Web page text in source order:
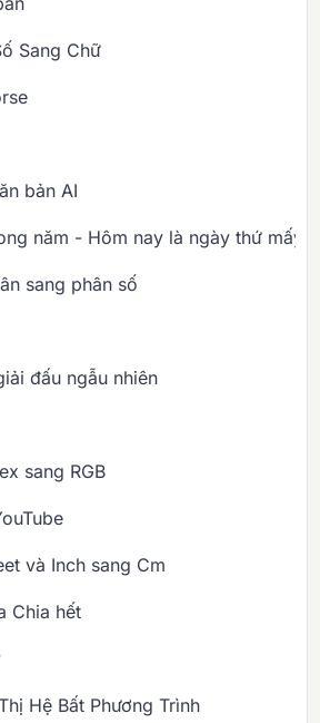
Sang Chữ
bản AI
năm - Hôm nay là ngày thứ mấy
sang phân số
đấu ngẫu nhiên
sang RGB
và Inch sang Cm
Chia hết
Hệ Bất Phương Trình